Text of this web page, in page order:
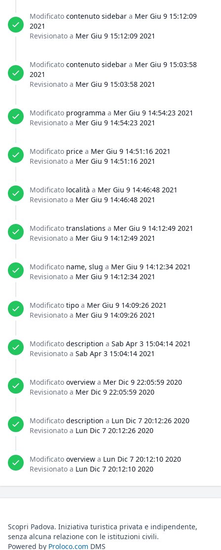
Modificato contenuto sidebar a Mer Giu 9 15:12:09
2021
Revisionato a Mer Giu 9 15:12:09 2021
Modificato contenuto sidebar a Mer Giu 9 15:03:58
2021
Revisionato a Mer Giu 9 15:03:58 2021
Modificato programma a Mer Giu 9 14:54:23 2021
Revisionato a Mer Giu 9 14:54:23 2021
Modificato price a Mer Giu 9 14:51:16 2021
Revisionato a Mer Giu 9 14:51:16 2021
Modificato località a Mer Giu 9 14:46:48 2021
Revisionato a Mer Giu 9 14:46:48 2021
Modificato translations a Mer Giu 9 14:12:49 2021
Revisionato a Mer Giu 9 14:12:49 2021
Modificato name, slug a Mer Giu 9 14:12:34 2021
Revisionato a Mer Giu 9 14:12:34 2021
Modificato tipo a Mer Giu 9 14:09:26 2021
Revisionato a Mer Giu 9 14:09:26 2021
Modificato description a Sab Apr 3 15:04:14 2021
Revisionato a Sab Apr 3 15:04:14 2021
Modificato overview a Mer Dic 9 22:05:59 2020
Revisionato a Mer Dic 9 22:05:59 2020
Modificato description a Lun Dic 7 20:12:26 2020
Revisionato a Lun Dic 7 20:12:26 2020
Modificato overview a Lun Dic 7 20:12:10 2020
Revisionato a Lun Dic 7 20:12:10 2020
Scopri Padova. Iniziativa turistica privata e indipendente,
senza alcuna relazione con le istituzioni civili.
Powered by Proloco.com DMS